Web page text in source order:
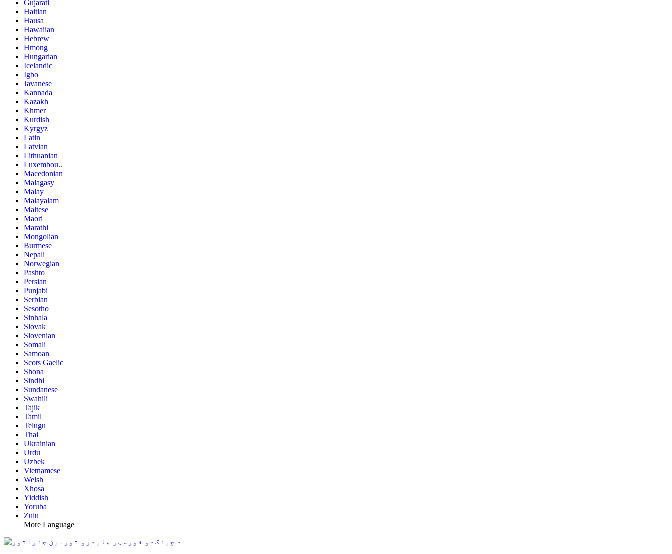
Gujarati
Haitian
Hausa
Hawaiian
Hebrew
Hmong
Hungarian
Icelandic
Igbo
Javanese
Kannada
Kazakh
Khmer
Kurdish
Kyrgyz
Latin
Latvian
Lithuanian
Luxembou..
Macedonian
Malagasy
Malay
Malayalam
Maltese
Maori
Marathi
Mongolian
Burmese
Nepali
Norwegian
Pashto
Persian
Punjabi
Serbian
Sesotho
Sinhala
Slovak
Slovenian
Somali
Samoan
Scots Gaelic
Shona
Sindhi
Sundanese
Swahili
Tajik
Tamil
Telugu
Thai
Ukrainian
Urdu
Uzbek
Vietnamese
Welsh
Xhosa
Yiddish
Yoruba
Zulu
More Language